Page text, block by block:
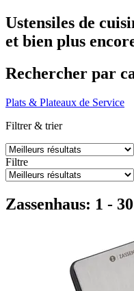
Ustensiles de
et bien plus
Rechercher par
Plats & Plateaux de Service
Filtrer & trier
Filtre
Zassenhaus: 1 -